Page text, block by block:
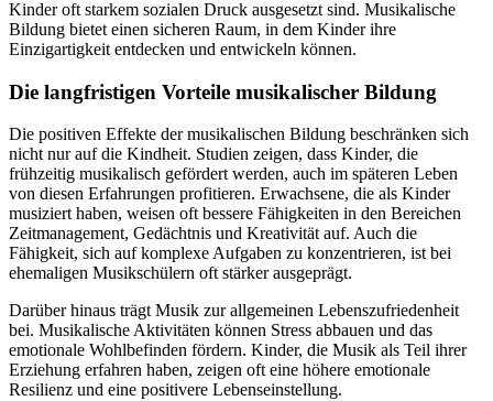
Kinder oft starkem sozialen Druck ausgesetzt sind. Musikalische
Bildung bietet einen sicheren Raum, in dem Kinder ihre
Einzigartigkeit entdecken und entwickeln können.
Die langfristigen Vorteile musikalischer Bildung
Die positiven Effekte der musikalischen Bildung beschränken sich
nicht nur auf die Kindheit. Studien zeigen, dass Kinder, die
frühzeitig musikalisch gefördert werden, auch im späteren Leben
von diesen Erfahrungen profitieren. Erwachsene, die als Kinder
musiziert haben, weisen oft bessere Fähigkeiten in den Bereichen
Zeitmanagement, Gedächtnis und Kreativität auf. Auch die
Fähigkeit, sich auf komplexe Aufgaben zu konzentrieren, ist bei
ehemaligen Musikschülern oft stärker ausgeprägt.
Darüber hinaus trägt Musik zur allgemeinen Lebenszufriedenheit
bei. Musikalische Aktivitäten können Stress abbauen und das
emotionale Wohlbefinden fördern. Kinder, die Musik als Teil ihrer
Erziehung erfahren haben, zeigen oft eine höhere emotionale
Resilienz und eine positivere Lebenseinstellung.